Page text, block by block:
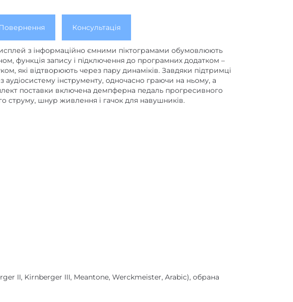
Консультація
з інформаційно ємними піктограмами обумовлюють
функція запису і підключення до програмних додатком –
які відтворюють через пару динаміків. Завдяки підтримці
інструменту, одночасно граючи на ньому, а
поставки включена демпферна педаль прогресивного
струму, шнур живлення і гачок для навушників.
II, Kirnberger III, Meantone, Werckmeister, Arabic), обрана